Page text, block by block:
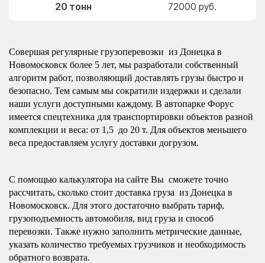
20 тонн 72000 руб.
Совершая регулярные грузоперевозки из Донецка в
Новомосковск более 5 лет, мы разработали собственный
алгоритм работ, позволяющий доставлять грузы быстро и
безопасно. Тем самым мы сократили издержки и сделали
наши услуги доступными каждому. В автопарке Форус
имеется спецтехника для транспортировки объектов разной
комплекции и веса: от 1,5 до 20 т. Для объектов меньшего
веса предоставляем услугу доставки догрузом.
С помощью калькулятора на сайте Вы сможете точно
рассчитать, сколько стоит доставка груза из Донецка в
Новомосковск. Для этого достаточно выбрать тариф,
грузоподъемность автомобиля, вид груза и способ
перевозки. Также нужно заполнить метрические данные,
указать количество требуемых грузчиков и необходимость
обратного возврата.